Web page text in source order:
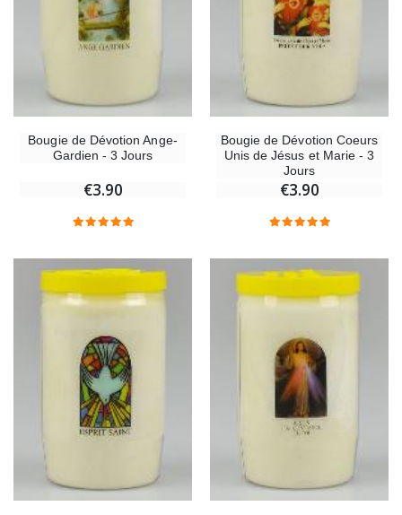
Bougie de Dévotion Ange-
Gardien - 3 Jours
€3.90
Bougie de Dévotion Coeurs
Unis de Jésus et Marie - 3
Jours
€3.90